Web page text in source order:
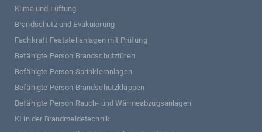
Klima und Lüftung
Brandschutz und Evakuierung
Fachkraft Feststellanlagen mit Prüfung
Befähigte Person Brandschutztüren
Befähigte Person Sprinkleranlagen
Befähigte Person Brandschutzklappen
Befähigte Person Rauch- und Wärmeabzugsanlagen
KI in der Brandmeldetechnik